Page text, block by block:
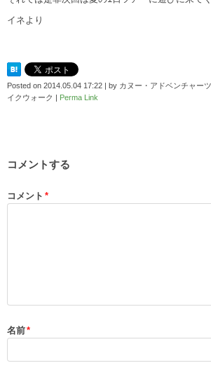
イネより
Posted on 2014.05.04 17:22 | by カヌー・アドベンチャー
イクウォーク | Perma Link
コメントする
コメント *
名前*